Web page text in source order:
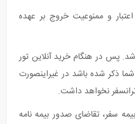
و ممنوعیت خروج بر عهده
پس در هنگام خرید آنلاین تور
ذکر شده باشد در غیراینصورت
نخواهد داشت.
سفر، تقاضای صدور بیمه نامه